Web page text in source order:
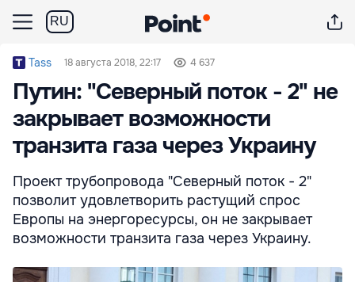
RU
Tass 18 августа 2018, 22:17 4 637
Путин: "Северный поток - 2" не
закрывает возможности
транзита газа через Украину
Проект трубопровода "Северный поток - 2"
позволит удовлетворить растущий спрос
Европы на энергоресурсы, он не закрывает
возможности транзита газа через Украину.